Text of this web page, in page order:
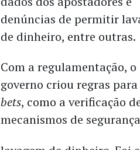
denúncias de permitir
de dinheiro, entre outras.
Com a regulamentação, o
governo criou regras para
bets, como a verificação
mecanismos de